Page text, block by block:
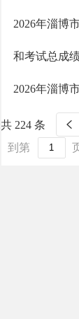
2026年淄博
和考试总成
2026年淄博
共 224 条
到第